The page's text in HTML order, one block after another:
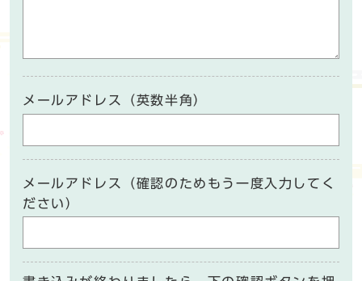
メールアドレス（英数半角）
メールアドレス（確認のためもう一度入力してく
ださい）